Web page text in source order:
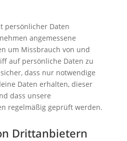
persönlicher Daten
angemessene
um Missbrauch von und
auf persönliche Daten zu
dass nur notwendige
Daten erhalten, dieser
dass unsere
regelmäßig geprüft werden.
Drittanbietern